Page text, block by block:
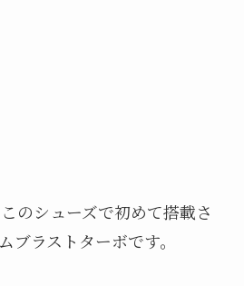
のシューズで初めて搭載さ
ブラストターボです。